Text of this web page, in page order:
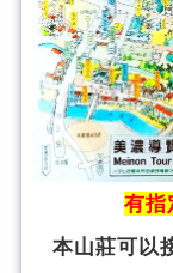
有指
本山莊可以